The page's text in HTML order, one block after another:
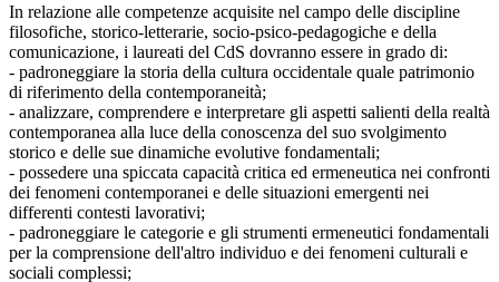
In relazione alle competenze acquisite nel campo delle discipline
filosofiche, storico-letterarie, socio-psico-pedagogiche e della
comunicazione, i laureati del CdS dovranno essere in grado di:
- padroneggiare la storia della cultura occidentale quale patrimonio
di riferimento della contemporaneità;
- analizzare, comprendere e interpretare gli aspetti salienti della realtà
contemporanea alla luce della conoscenza del suo svolgimento
storico e delle sue dinamiche evolutive fondamentali;
- possedere una spiccata capacità critica ed ermeneutica nei confronti
dei fenomeni contemporanei e delle situazioni emergenti nei
differenti contesti lavorativi;
- padroneggiare le categorie e gli strumenti ermeneutici fondamentali
per la comprensione dell'altro individuo e dei fenomeni culturali e
sociali complessi;